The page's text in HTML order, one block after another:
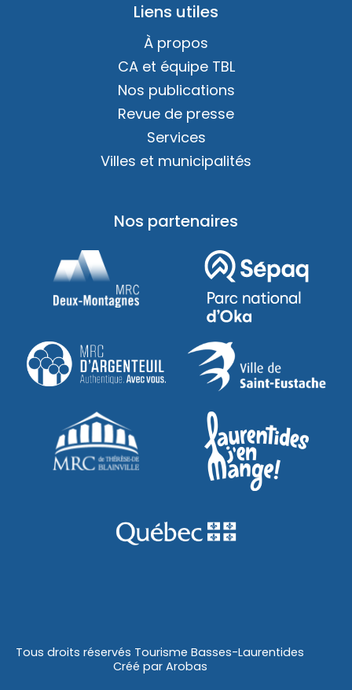
Liens utiles
À propos
CA et équipe TBL
Nos publications
Revue de presse
Services
Villes et municipalités
Nos partenaires
Tous droits réservés Tourisme Basses-Laurentides
Créé par Arobas